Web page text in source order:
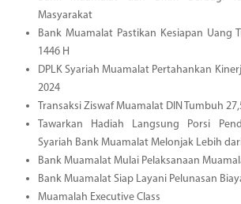
Masyarakat
Bank Muamalat Pastikan Kesiapan Uang
1446 H
DPLK Syariah Muamalat Pertahankan
2024
Transaksi Ziswaf Muamalat DIN Tumbuh
Tawarkan Hadiah Langsung Porsi
Syariah Bank Muamalat Melonjak Lebih
Bank Muamalat Mulai Pelaksanaan
Bank Muamalat Siap Layani Pelunasan
Muamalah Executive Class